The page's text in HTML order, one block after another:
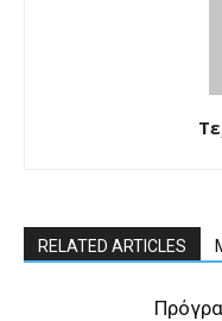
RELATED ARTICLES